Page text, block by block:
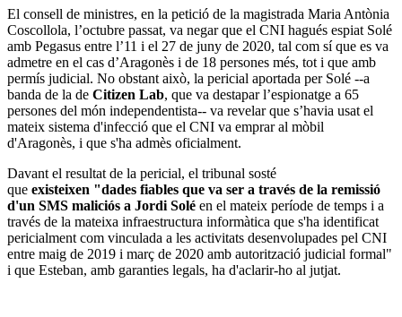
El consell de ministres, en la petició de la magistrada Maria Antònia
Coscollola, l’octubre passat, va negar que el CNI hagués espiat Solé
amb Pegasus entre l’11 i el 27 de juny de 2020, tal com sí que es va
admetre en el cas d’Aragonès i de 18 persones més, tot i que amb
permís judicial. No obstant això, la pericial aportada per Solé --a
banda de la de Citizen Lab, que va destapar l’espionatge a 65
persones del món independentista-- va revelar que s’havia usat el
mateix sistema d'infecció que el CNI va emprar al mòbil
d'Aragonès, i que s'ha admès oficialment.
Davant el resultat de la pericial, el tribunal sosté
que existeixen "dades fiables que va ser a través de la remissió
d'un SMS maliciós a Jordi Solé en el mateix període de temps i a
través de la mateixa infraestructura informàtica que s'ha identificat
pericialment com vinculada a les activitats desenvolupades pel CNI
entre maig de 2019 i març de 2020 amb autorització judicial formal"
i que Esteban, amb garanties legals, ha d'aclarir-ho al jutjat.